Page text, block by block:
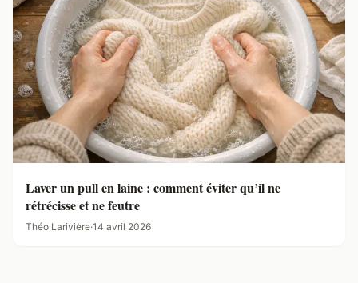
Laver un pull en laine : comment éviter qu’il ne
rétrécisse et ne feutre
Théo Larivière·14 avril 2026